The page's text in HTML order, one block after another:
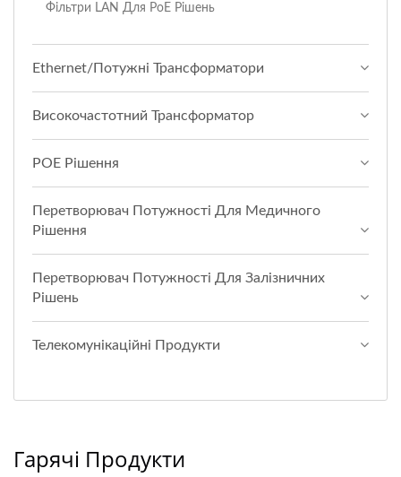
Фільтри LAN Для PoE Рішень
Ethernet/Потужні Трансформатори
Високочастотний Трансформатор
POE Рішення
Перетворювач Потужності Для Медичного
Рішення
Перетворювач Потужності Для Залізничних
Рішень
Телекомунікаційні Продукти
Гарячі Продукти